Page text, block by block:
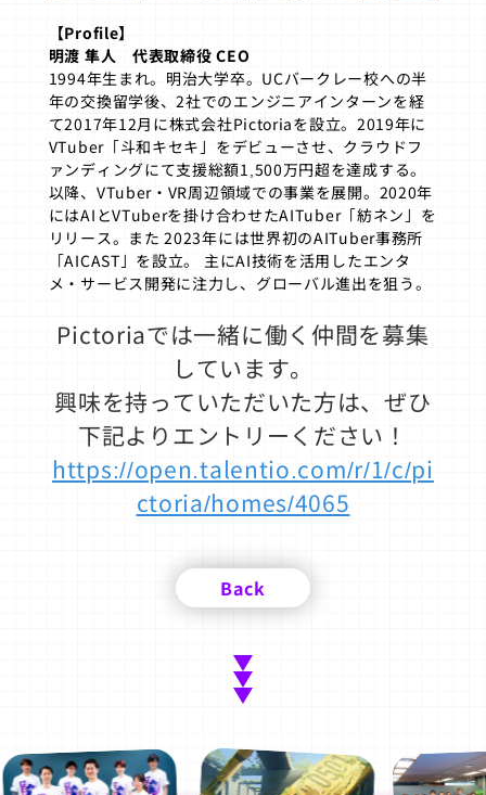
【Profile】
明渡 隼人 代表取締役 CEO
1994年生まれ。明治大学卒。UCバークレー校への半
年の交換留学後、2社でのエンジニアインターンを経
て2017年12月に株式会社Pictoriaを設立。2019年に
VTuber「斗和キセキ」をデビューさせ、クラウドフ
ァンディングにて支援総額1,500万円超を達成する。
以降、VTuber・VR周辺領域での事業を展開。2020年
にはAIとVTuberを掛け合わせたAITuber「紡ネン」を
リリース。また 2023年には世界初のAITuber事務所
「AICAST」を設立。 主にAI技術を活用したエンタ
メ・サービス開発に注力し、グローバル進出を狙う。
Pictoriaでは一緒に働く仲間を募集
しています。
興味を持っていただいた方は、ぜひ
下記よりエントリーください！
https://open.talentio.com/r/1/c/pi
ctoria/homes/4065
Back